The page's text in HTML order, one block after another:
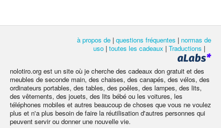
à propos de | questions fréquentes | normas de
uso | toutes les cadeaux | Traductions |
nolotiro.org est un site où je cherche des cadeaux don gratuit et des
meubles de seconde main, des chaises, des canapés, des vélos, des
ordinateurs portables, des tables, des poêles, des lampes, des lits,
des vêtements, des jouets, des lits bébé ou les voitures, les
téléphones mobiles et autres beaucoup de choses que vous ne voulez
plus et n'a plus besoin de faire la réutilisation d'autres personnes qui
peuvent servir ou donner une nouvelle vie.